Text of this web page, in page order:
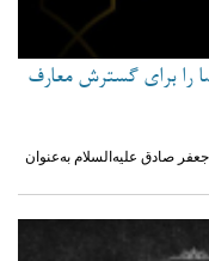
را برای گسترش معارف
صادق‌ علیه‌السلام به‌عنوان